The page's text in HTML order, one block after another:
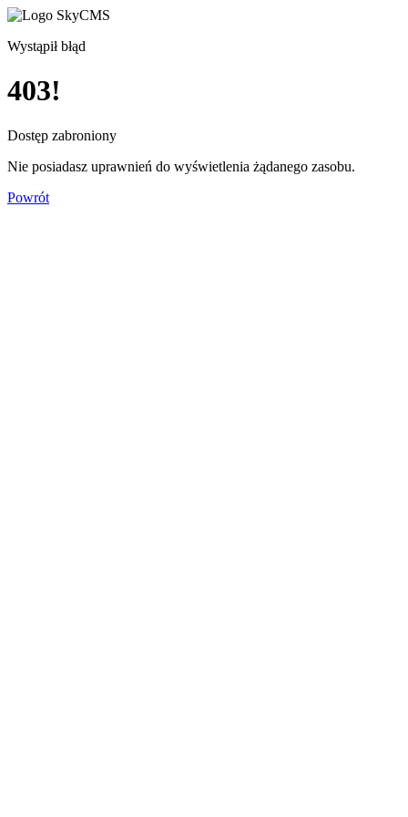
Wystąpił błąd
403!
Dostęp zabroniony
Nie posiadasz uprawnień do wyświetlenia żądanego zasobu.
Powrót